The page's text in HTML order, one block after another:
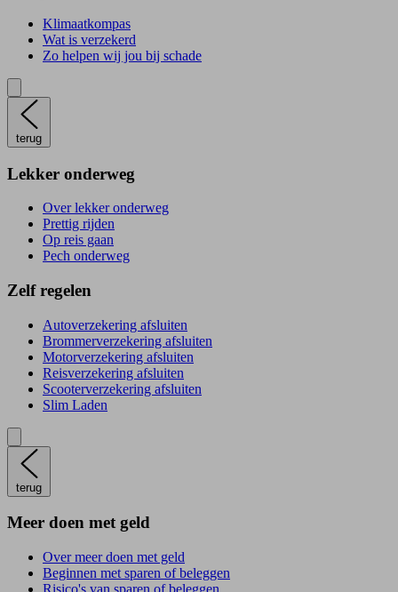
Klimaatkompas
Wat is verzekerd
Zo helpen wij jou bij schade
terug
Lekker onderweg
Over lekker onderweg
Prettig rijden
Op reis gaan
Pech onderweg
Zelf regelen
Autoverzekering afsluiten
Brommerverzekering afsluiten
Motorverzekering afsluiten
Reisverzekering afsluiten
Scooterverzekering afsluiten
Slim Laden
terug
Meer doen met geld
Over meer doen met geld
Beginnen met sparen of beleggen